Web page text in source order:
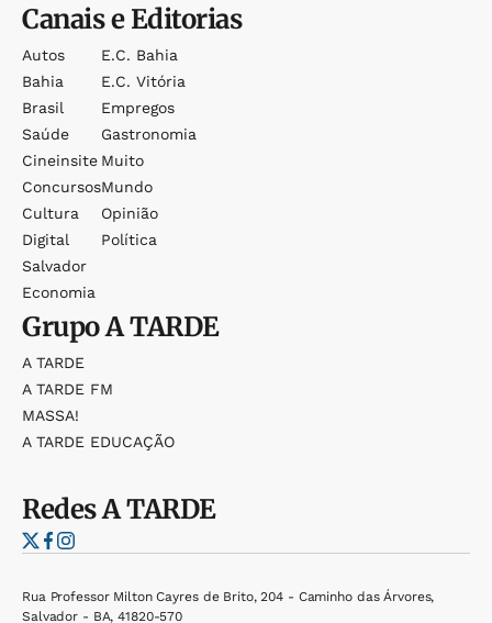
Canais e Editorias
Autos
Bahia
Brasil
Saúde
Cineinsite
Concursos
Cultura
Digital
Salvador
Economia
E.c. Bahia
E.c. Vitória
Empregos
Gastronomia
Muito
Mundo
Opinião
Política
GrupoA TARDE
A TARDE
A TARDE FM
MASSA!
A TARDE EDUCAÇÃO
RedesA TARDE
Rua Professor Milton Cayres de Brito, 204 - Caminho das Árvores,
Salvador - BA, 41820-570